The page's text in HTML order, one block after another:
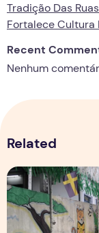
Tradição Das
Fortalece Cultura
Recent
Nenhum
Related
Rua da Copa na